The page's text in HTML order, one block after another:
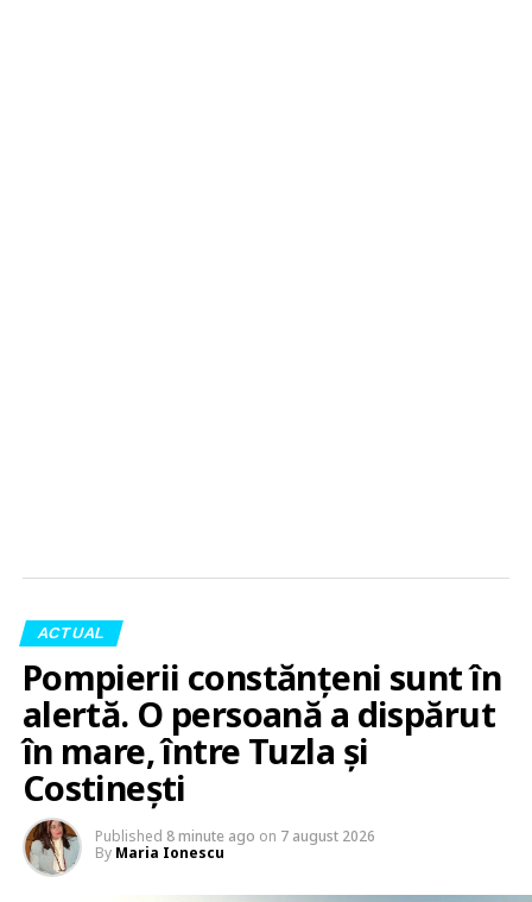
ACTUAL
Pompierii constănțeni sunt în
alertă. O persoană a dispărut
în mare, între Tuzla și
Costinești
Published 8 minute ago on 7 august 2026
By Maria Ionescu